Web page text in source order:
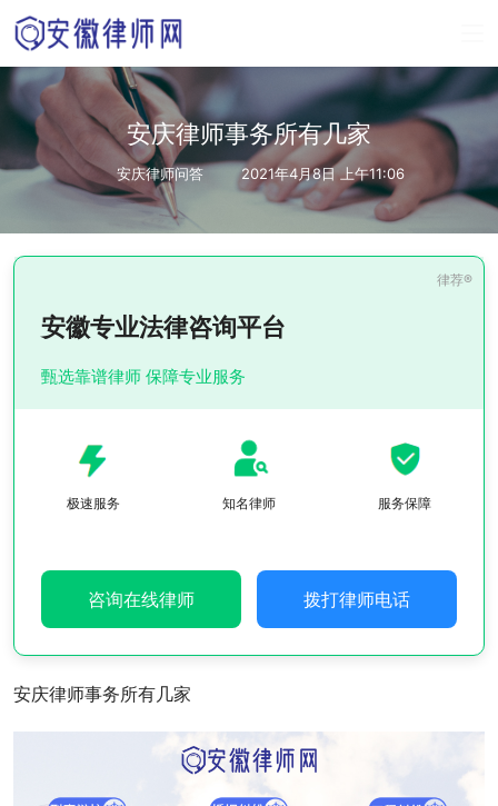
安庆律师事务所有几家
安庆律师问答 2021年4月8日 上午11:06
安徽专业法律咨询平台
甄选靠谱律师 保障专业服务
极速服务 知名律师 服务保障
咨询在线律师 拨打律师电话
安庆律师事务所有几家